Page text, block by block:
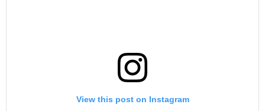
View this post on Instagram